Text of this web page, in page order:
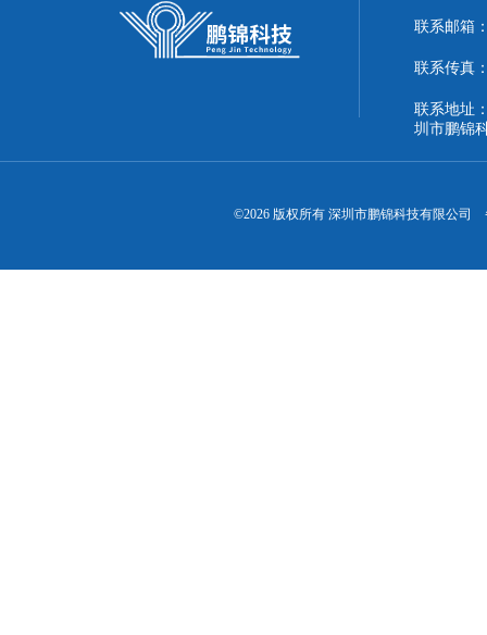
联系邮箱
联系传真
联系地址
圳市鹏锦
©2026 版权所有 深圳市鹏锦科技有限公司